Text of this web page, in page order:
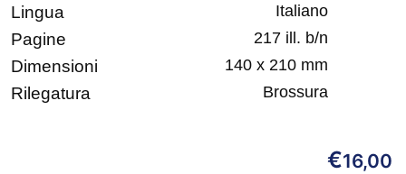
Lingua Italiano
Pagine 217 ill. b/n
Dimensioni 140 x 210 mm
Rilegatura Brossura
€16,00